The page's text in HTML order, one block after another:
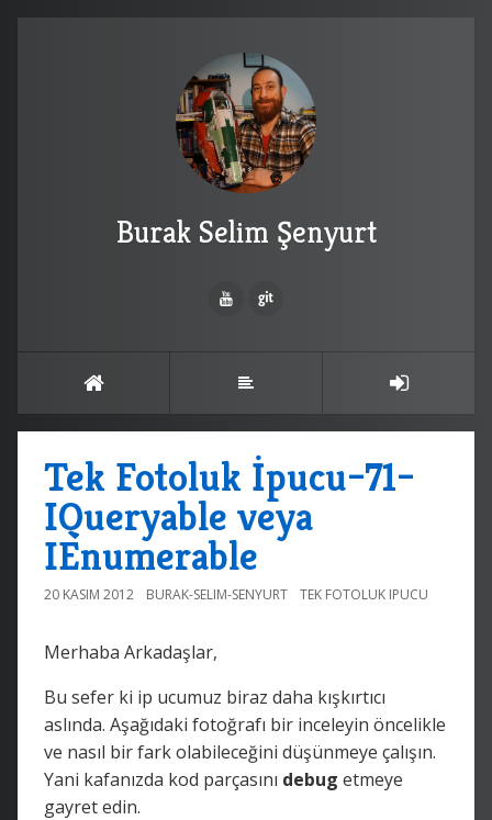
Burak Selim Şenyurt
Tek Fotoluk İpucu–71–
IQueryable veya
IEnumerable
20 KASIM 2012 BURAK-SELIM-SENYURT TEK FOTOLUK IPUCU
Merhaba Arkadaşlar,
Bu sefer ki ip ucumuz biraz daha kışkırtıcı
aslında. Aşağıdaki fotoğrafı bir inceleyin öncelikle
ve nasıl bir fark olabileceğini düşünmeye çalışın.
Yani kafanızda kod parçasını debug etmeye
gayret edin.